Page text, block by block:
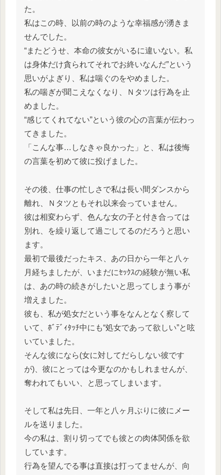
た。
私はこの時、以前の時のような幸福感が湧きま
せんでした。
“またどうせ、本命の彼女がいるに違いない。私
は身体だけ貪られてそれでお終いなんだ”という
思いがよぎり、私は喘ぐのをやめました。
私の喘ぎが聞こえなくなり、Ｎタツは行為を止
めました。
“感じてくれてない”という彼の心の言葉が伝わっ
てきました。
「こんな事…しなきゃ良かった」と、私は後悔
の言葉を初めて彼に投げました。
その後、仕事の忙しさで私は長い間ダンスから
離れ、Ｎタツともそれ以来会っていません。
彼は相変わらず、色んな女の子と付き合っては
別れ、を繰り返して過ごしてるのだろうと思い
ます。
最初で最後だったキス、あの日から一年と八ヶ
月経ちましたが、いまだにｾｯｸｽの経験が無い私
は、あの時の続きがしたいと思ってしまう事が
増えました。
彼も、私が処女だという事をなんとなく察して
いて、ﾎﾞﾃﾞｨﾀｯﾁ中にも“処女であって欲しい”と呟
いていました。
そんな彼になら(女に対してだらしない彼です
が)、彼にとっては今更なのかもしれませんが、
奪われてもいい、と思ってしまいます。
そして私は先日、一年と八ヶ月ぶりに彼にメー
ルを送りました。
今の私は、割り切ってでも彼との肉体関係を欲
しています。
行為を望んでる事は直接は打ってませんが、向